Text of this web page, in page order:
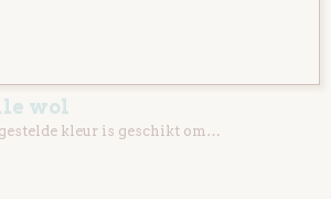
wol
kleur is geschikt om…